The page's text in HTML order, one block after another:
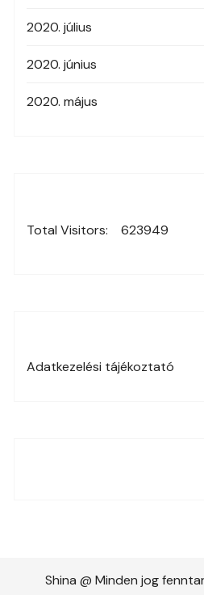
2020. július
2020. június
2020. május
Total Visitors: 623949
Adatkezelési tájékoztató
Shina @ Minden jog